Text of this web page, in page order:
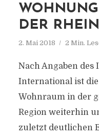
DER
2. Mai 2018 2 Min.
Nach Angaben
International ist
Wohnraum in der
Region weiterhin
zuletzt deutlichen